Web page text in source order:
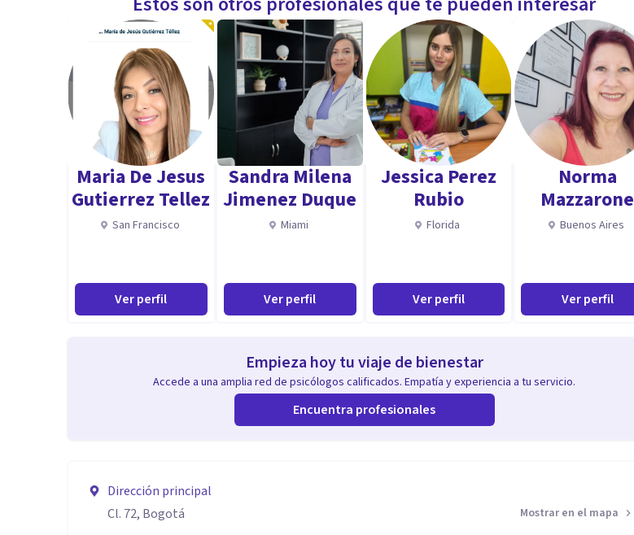
Maria De Jesus
Gutierrez Tellez
San Francisco
Ver perfil
Sandra Milena
Jimenez Duque
Miami
Ver perfil
Jessica Perez
Rubio
Florida
Ver perfil
Norma
Mazzarone
Buenos Aires
Ver perfil
Empieza hoy tu viaje de bienestar
Accede a una amplia red de psicólogos calificados. Empatía y experiencia a tu servicio.
Encuentra profesionales
Dirección principal
Cl. 72, Bogotá
Mostrar en el mapa